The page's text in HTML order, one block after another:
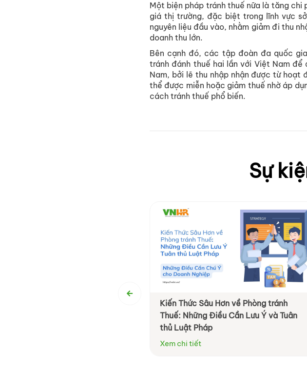
Một biện pháp tránh thuế nữa là tăng
giá thị trường, đặc biệt trong lĩnh vực
nguyên liệu đầu vào, nhằm giảm đi thu
doanh thu lớn.
Bên cạnh đó, các tập đoàn đa quốc
tránh đánh thuế hai lần với Việt Nam
Nam, bởi lẽ thu nhập nhận được từ
thể được miễn hoặc giảm thuế nhờ áp
cách tránh thuế phổ biến.
Sự
Kiến Thức Sâu Hơn về Phòng tránh
Thuế: Những Điều Cần Lưu Ý và Tuân
thủ Luật Pháp
Xem chi tiết